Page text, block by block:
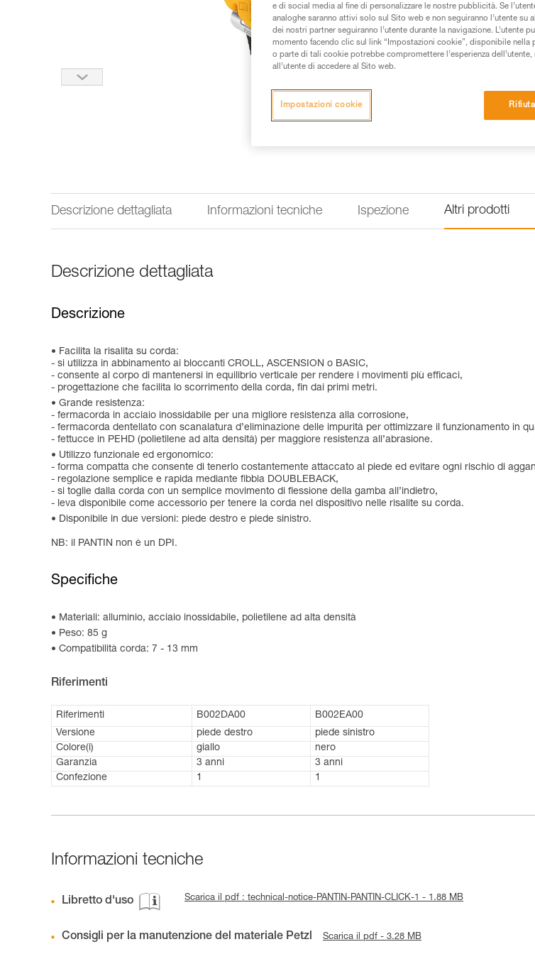
Descrizione dettagliata Informazioni tecniche Ispezione Altri prodotti
Descrizione dettagliata
Descrizione
Facilita la risalita su corda:
- si utilizza in abbinamento ai bloccanti CROLL, ASCENSION o BASIC,
- consente al corpo di mantenersi in equilibrio verticale per rendere i movimenti più efficaci,
- progettazione che facilita lo scorrimento della corda, fin dai primi metri.
Grande resistenza:
- fermacorda in acciaio inossidabile per una migliore resistenza alla corrosione,
- fermacorda dentellato con scanalatura d’eliminazione delle impurità per ottimizzare il funzionamento in
- fettucce in PEHD (polietilene ad alta densità) per maggiore resistenza all’abrasione.
Utilizzo funzionale ed ergonomico:
- forma compatta che consente di tenerlo costantemente attaccato al piede ed evitare ogni rischio di
- regolazione semplice e rapida mediante fibbia DOUBLEBACK,
- si toglie dalla corda con un semplice movimento di flessione della gamba all’indietro,
- leva disponibile come accessorio per tenere la corda nel dispositivo nelle risalite su corda.
Disponibile in due versioni: piede destro e piede sinistro.
NB: il PANTIN non è un DPI.
Specifiche
Materiali: alluminio, acciaio inossidabile, polietilene ad alta densità
Peso: 85 g
Compatibilità corda: 7 - 13 mm
Riferimenti
Riferimenti B002DA00
B002EA00
Versione
piede destro
piede sinistro
Colore(i)
giallo
nero
Garanzia
3 anni
3 anni
Confezione
1 1
Informazioni tecniche
Libretto d'uso Scarica il pdf : technical-notice-PANTIN-PANTIN-CLICK-1 - 1.88 MB
Consigli per la manutenzione del materiale Petzl Scarica il pdf - 3.28 MB
e di social media al fine di personalizzare le nostre pubblicità. Se
analoghe saranno attivi solo sul Sito web e non seguiranno l’utente
dei nostri partner seguiranno l’utente durante la navigazione. L’utente
momento facendo clic sul link “Impostazioni cookie”, disponibile
o parte di tali cookie potrebbe compromettere l’esperienza
all’utente di accedere al Sito web.
Impostazioni cookie